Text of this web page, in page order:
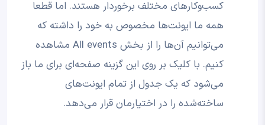
کسب‌وکارهای مختلف برخوردار هستند. اما قطعا
همه ما ایونت‌ها مخصوص به خود را داشته که
می‌توانیم آن‌ها را از بخش All events مشاهده
کنیم. با کلیک بر روی این گزینه صفحه‌ای برای ما باز
می‌شود که یک جدول از تمام ایونت‌های
ساخته‌شده را در اختیارمان قرار می‌دهد.